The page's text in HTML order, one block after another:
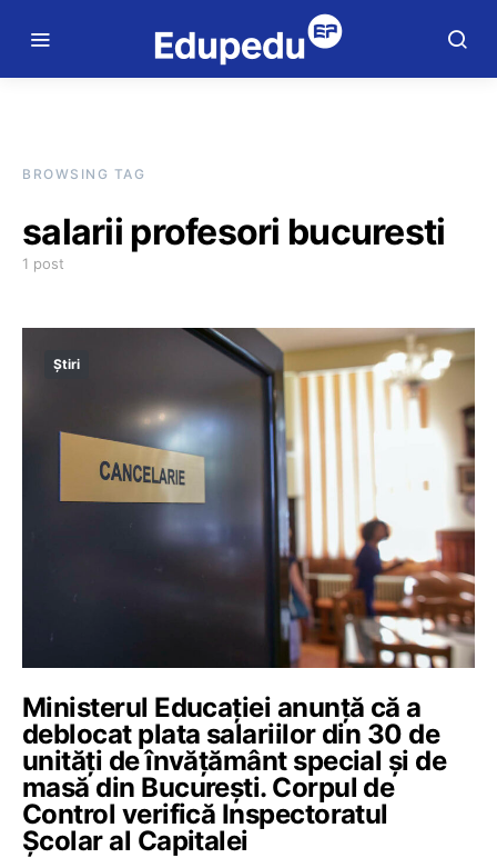
BROWSING TAG
salarii profesori bucuresti
1 post
Știri
Ministerul Educației anunță că a
deblocat plata salariilor din 30 de
unități de învățământ special și de
masă din București. Corpul de
Control verifică Inspectoratul
Școlar al Capitalei